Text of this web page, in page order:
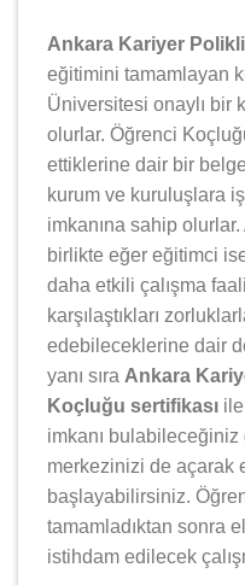
Ankara Kariyer
eğitimini tamamlayan
Üniversitesi onaylı bir
olurlar. Öğrenci
ettiklerine dair bir
kurum ve kuruluşlara
imkanına sahip
birlikte eğer eğitimci
daha etkili çalışma
karşılaştıkları
edebileceklerine dair
yanı sıra Ankara
Koçluğu sertifikası
imkanı
merkezinizi de açarak
başlayabilirsiniz.
tamamladıktan sonra
istihdam edilecek